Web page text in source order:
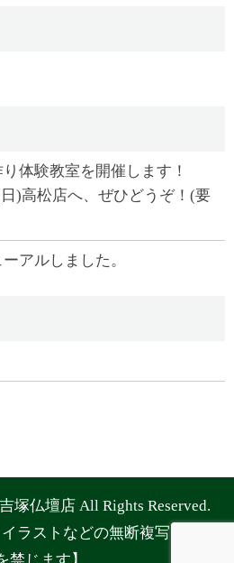
体験教室を開催します！
)高松店へ、ぜひどうぞ！(要
アルしました。
塚仏壇店 All Rights Reserved.
ラストなどの無断複写・転載
禁じます】